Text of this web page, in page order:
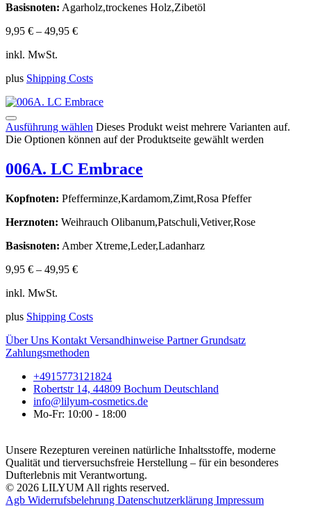
Basisnoten: Agarholz,trockenes Holz,Zibetöl
9,95 € – 49,95 €
inkl. MwSt.
plus Shipping Costs
Ausführung wählen Dieses Produkt weist mehrere Varianten auf.
Die Optionen können auf der Produktseite gewählt werden
006A. LC Embrace
Kopfnoten: Pfefferminze,Kardamom,Zimt,Rosa Pfeffer
Herznoten: Weihrauch Olibanum,Patschuli,Vetiver,Rose
Basisnoten: Amber Xtreme,Leder,Ladanharz
9,95 € – 49,95 €
inkl. MwSt.
plus Shipping Costs
Über Uns Kontakt Versandhinweise PartnerGrundsatz
Zahlungsmethoden
+4915773121824
Robertstr 14, 44809 Bochum Deutschland
info@lilyum-cosmetics.de
Mo-Fr: 10:00 - 18:00
Unsere Rezepturen vereinen natürliche Inhaltsstoffe, moderne
Qualität und tierversuchsfreie Herstellung – für ein besonderes
Dufterlebnis mit Verantwortung.
© 2026 LILYUM All rights reserved.
Agb Widerrufsbelehrung Datenschutzerklärung Impressum